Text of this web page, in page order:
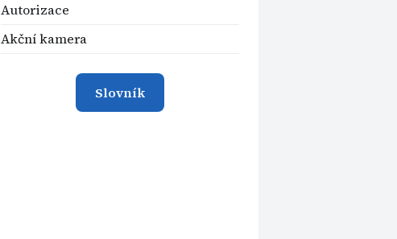
Autorizace
Akční kamera
Slovník